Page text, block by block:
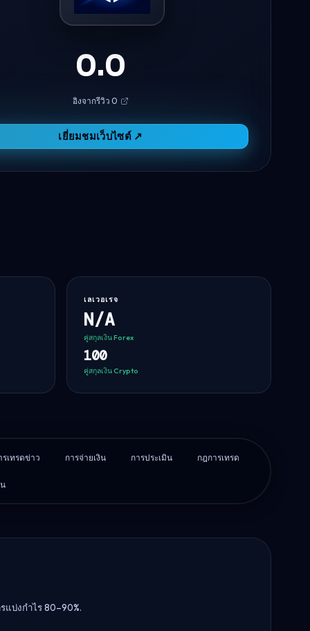
0.0
อิงจากรีวิว 0
เยี่ยมชมเว็บไซต์ ↗
เลเวอเรจ
N/A
คู่สกุลเงิน Forex
100
คู่สกุลเงิน Crypto
รเทรดข่าว การจ่ายเงิน การประเมิน กฎการเทรด
บ่งกำไร 80–90%.